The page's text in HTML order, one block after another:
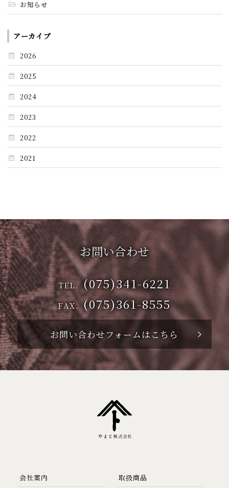
お知らせ
アーカイブ
2026
2025
2024
2023
2022
2021
お問い合わせ
TEL. (075)341-6221
FAX.(075)361-8555
お問い合わせフォームはこちら
会社案内 取扱商品